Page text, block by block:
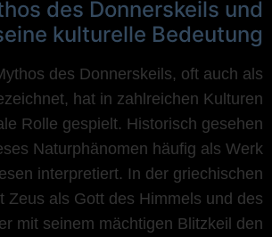
des Donnerskeils und
kulturelle Bedeutung
des Donnerskeils, oft auch als
hat in zahlreichen Kulturen
Rolle gespielt. Historisch gesehen
Naturphänomen häufig als Werk
interpretiert. In der griechischen
Zeus als Gott des Himmels und des
mit seinem mächtigen Blitzkeil den